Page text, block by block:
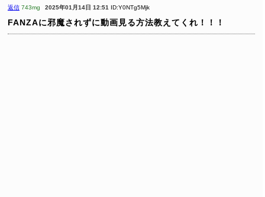
返信 743mg 2025年01月14日 12:51 ID:Y0NTg5Mjk
FANZAに邪魔されずに動画見る方法教えてくれ！！！